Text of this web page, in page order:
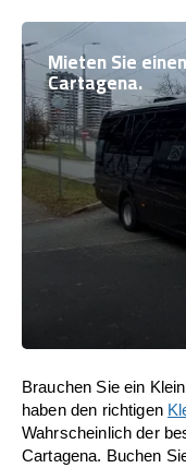
Mieten Sie
Cartagena.
Brauchen Sie ein
haben den richtigen
Wahrscheinlich der
Cartagena. Buchen